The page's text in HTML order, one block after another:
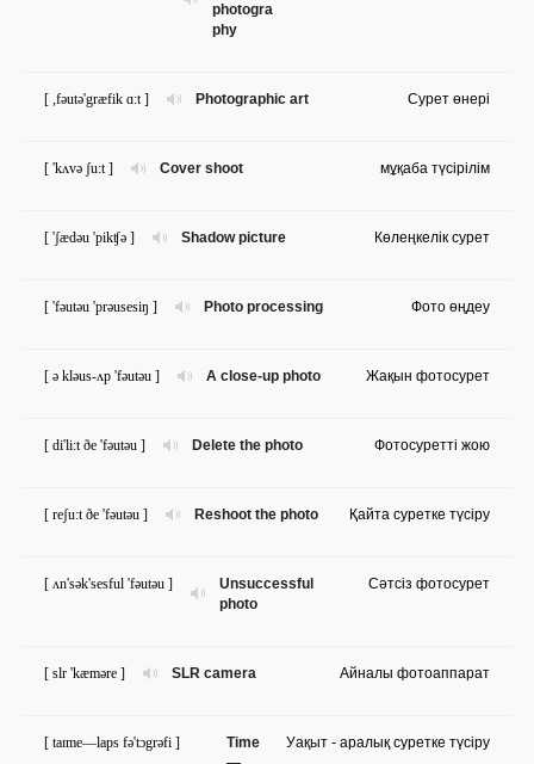
photogra
phy
Photographic art
[ ,fəutə'græfik ɑ:t ] Сурет өнері
Cover shoot
[ 'kʌvə ʃu:t ] мұқаба түсірілім
Shadow picture
[ 'ʃædəu 'pikʧə ] Көлеңкелік сурет
Photo processing
[ 'fəutəu 'prəusesiŋ ] Фото өңдеу
A close-up photo
[ ə kləus-ʌp 'fəutəu ] Жақын фотосурет
Delete the photo
[ di'li:t ðe 'fəutəu ] Фотосуретті жою
Reshoot the photo
[ reʃu:t ðe 'fəutəu ] Қайта суретке түсіру
Unsuccessful
photo
[ ʌn'sək'sesful 'fəutəu ] Сәтсіз фотосурет
SLR camera
[ slr 'kæməre ] Айналы фотоаппарат
Time
[ taɪme—laps fə'tɔgrəfi ] Уақыт - аралық суретке түсіру